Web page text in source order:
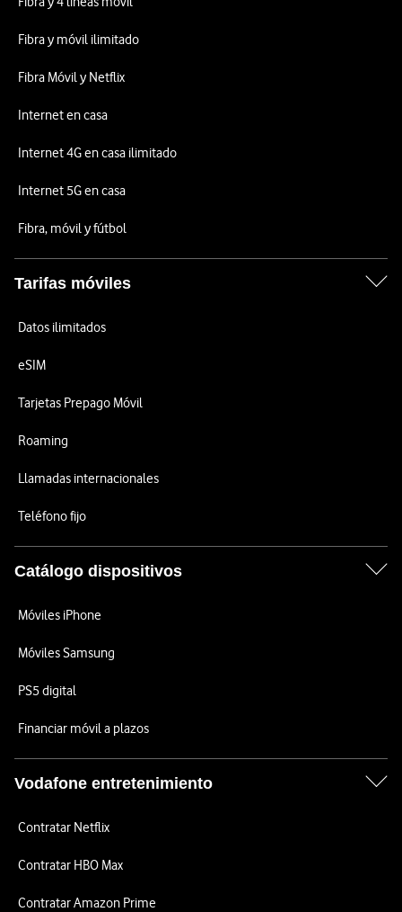
Fibra y móvil ilimitado
Fibra Móvil y Netflix
Internet en casa
Internet 4G en casa ilimitado
Internet 5G en casa
Fibra, móvil y fútbol
Tarifas móviles
Datos ilimitados
eSIM
Tarjetas Prepago Móvil
Roaming
Llamadas internacionales
Teléfono fijo
Catálogo dispositivos
Móviles iPhone
Móviles Samsung
PS5 digital
Financiar móvil a plazos
Vodafone entretenimiento
Contratar Netflix
Contratar HBO Max
Contratar Amazon Prime